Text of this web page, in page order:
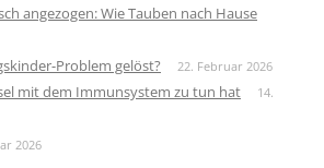
angezogen: Wie Tauben nach Hause
Problem gelöst? 22. Februar 2026
mit dem Immunsystem zu tun hat
14.
2026